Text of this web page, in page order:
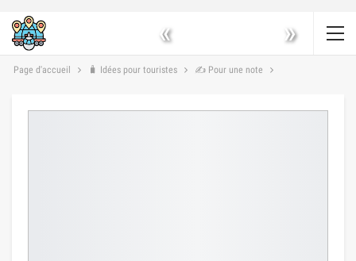
« »
Page d'accueil 🧳 Idées pour touristes ✍ Pour une note